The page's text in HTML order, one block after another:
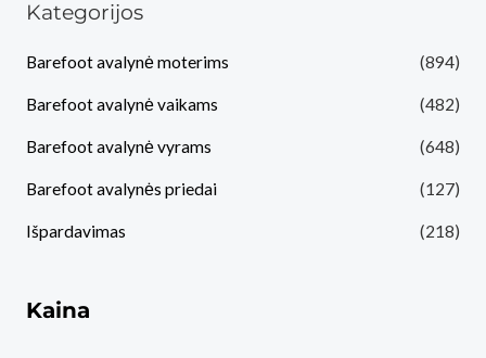
Kategorijos
Barefoot avalynė moterims (894)
Barefoot avalynė vaikams (482)
Barefoot avalynė vyrams (648)
Barefoot avalynės priedai (127)
Išpardavimas (218)
Kaina